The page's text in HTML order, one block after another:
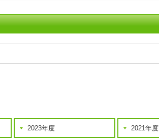
2023年度 2021年度